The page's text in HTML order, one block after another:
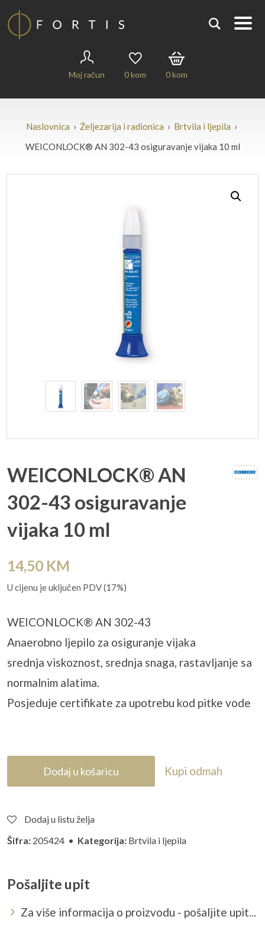
Moj račun 0kom 0kom
Naslovnica › Željezarija i radionica › Brtvila i ljepila ›
WEICONLOCK® AN 302-43 osiguravanje vijaka 10 ml
WEICONLOCK® AN
302-43 osiguravanje
vijaka 10 ml
14,50 KM
U cijenu je uključen PDV (17%)
WEICONLOCK® AN 302-43
Anaerobno ljepilo za osiguranje vijaka
srednja viskoznost, srednja snaga, rastavljanje sa
normalnim alatima.
Posjeduje certifikate za upotrebu kod pitke vode
Dodaj u košaricu Kupi odmah
Dodaj u listu želja
Šifra: 205424 • Kategorija: Brtvila i ljepila
Pošaljite upit
Za više informacija o proizvodu - pošaljite upit...